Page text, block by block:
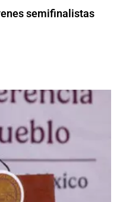
semifinalistas